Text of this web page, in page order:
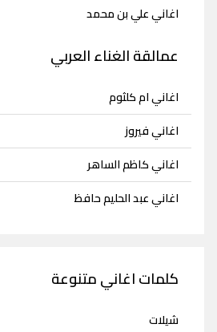
اغاني علي بن محمد
عمالقة الغناء العربي
اغاني ام كلثوم
اغاني فيروز
اغاني كاظم الساهر
اغاني عبد الحليم حافظ
كلمات اغاني متنوعة
شيلات